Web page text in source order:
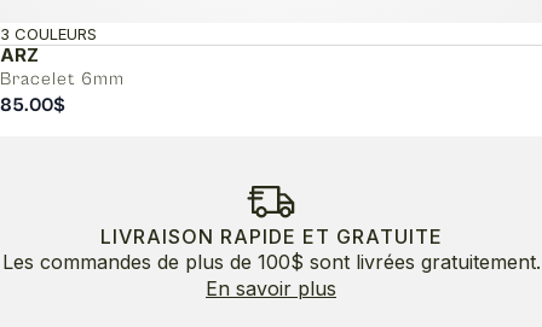
ARZ
Bracelet 6mm
3 COULEURS
85.00$
LIVRAISON RAPIDE ET GRATUITE
Les commandes de plus de 100$ sont livrées gratuitement.
En savoir plus